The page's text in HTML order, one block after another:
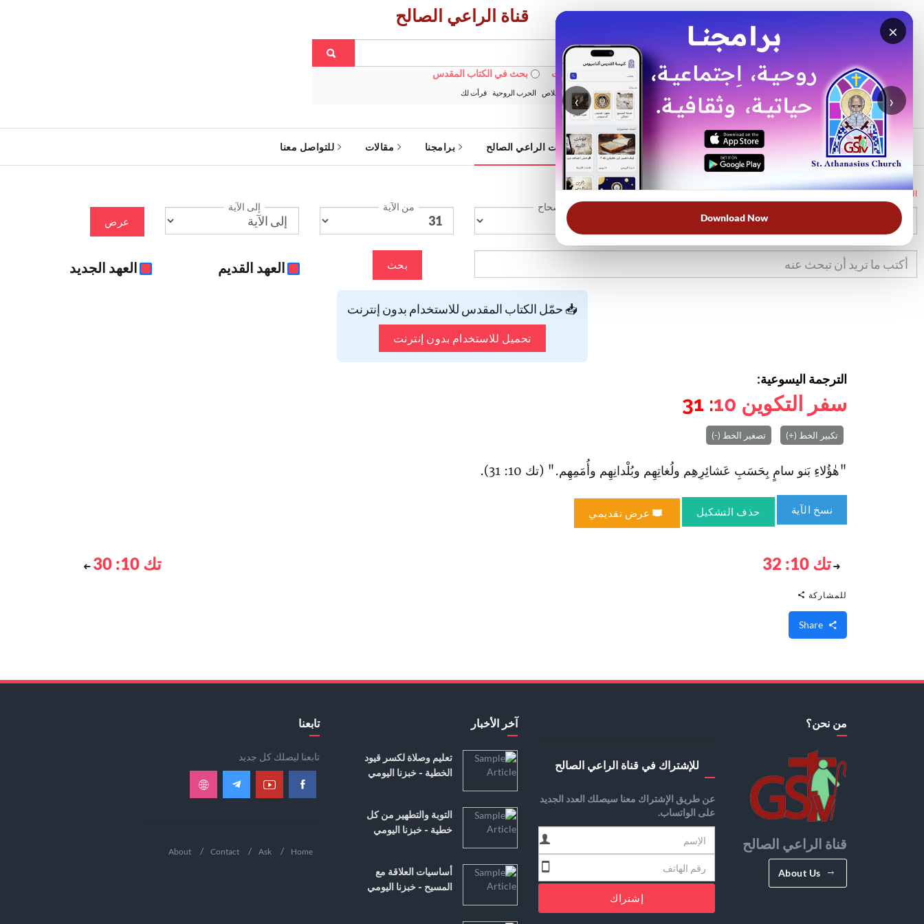
×
‹ ›
Download Now
قناة الراعي الصالح
بحث في الويبسايت بحث في الكتاب المقدس
الأكثر بحثًا: خبزنا اليومي الخلاص الحرب الروحية قرأت لك
الرئيسية خدمات الراعي الصالح برامجنا مقالات للتواصل معنا
الرئيسية
الإصحاح من الآية إلى الآية
عرض
بحث العهد القديم العهد الجديد
📥 حمّل الكتاب المقدس للاستخدام بدون إنترنت
تحميل للاستخدام بدون إنترنت
الترجمة اليسوعية:
سفر التكوين 10
: 31
تكبير الخط (+) تصغير الخط (-)
"هٰؤُلاءِ بَنو سامٍ بِحَسَبِ عَشائِرِهِم ولُغاتِهِم وبُلْدانِهِم وأُمَمِهِم." (تك 10: 31).
نسخ الآية حذف التشكيل عرض تقديمي
تك 10: 32 تك 10: 30
للمشاركة
من نحن؟
قناة الراعي الصالح
About Us
للإشتراك في قناة الراعي الصالح
عن طريق الإشتراك معنا سيصلك العدد الجديد
على الواتساب.
إشتراك
آخر الأخبار
تعليم وصلاة لكسر قيود
الخطية - خبزنا اليومي
التوبة والتطهير من كل
خطية - خبزنا اليومي
أساسيات العلاقة مع
المسيح - خبزنا اليومي
تابعنا
تابعنا ليصلك كل جديد
Home
Ask
Contact
About